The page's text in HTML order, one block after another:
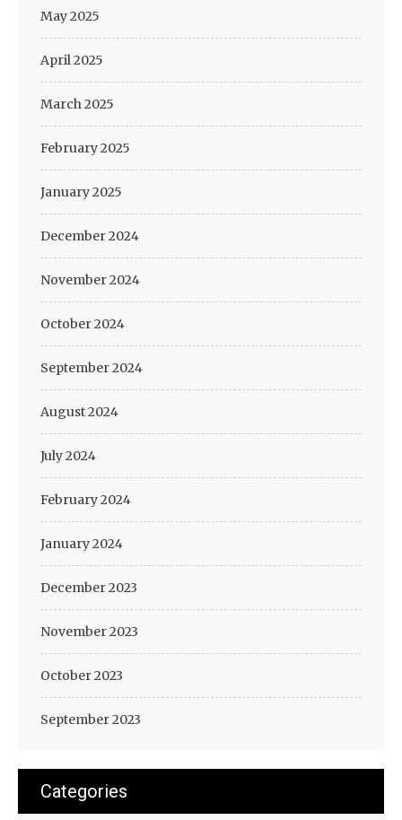
May 2025
April 2025
March 2025
February 2025
January 2025
December 2024
November 2024
October 2024
September 2024
August 2024
July 2024
February 2024
January 2024
December 2023
November 2023
October 2023
September 2023
Categories